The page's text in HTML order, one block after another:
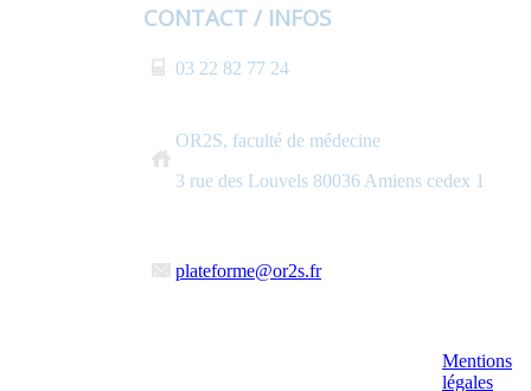
CONTACT / INFOS
03 22 82 77 24
OR2S, faculté de médecine
3 rue des Louvels 80036 Amiens cedex 1
plateforme@or2s.fr
Mentions
légales